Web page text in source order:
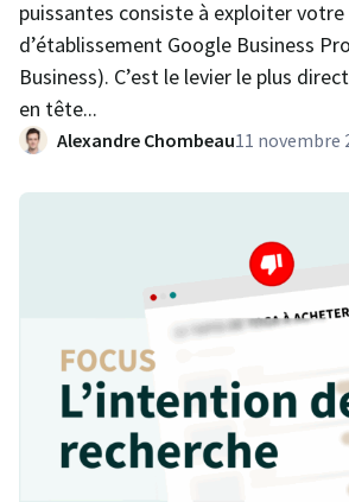
puissantes consiste à exploiter
d’établissement Google Business
Business). C’est le levier le plus
en tête...
Alexandre Chombeau11 novembre